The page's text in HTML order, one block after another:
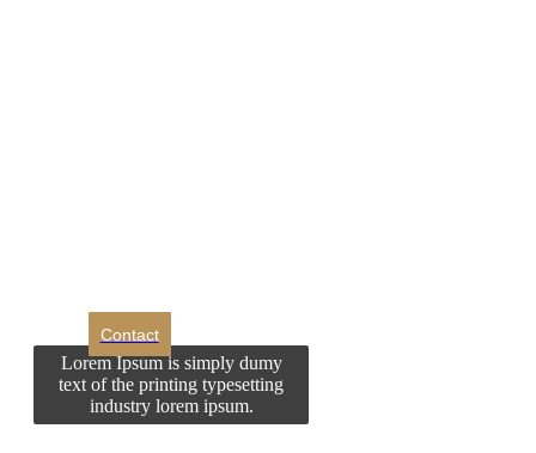
Contact
Lorem Ipsum is simply dumy
text of the printing typesetting
industry lorem ipsum.